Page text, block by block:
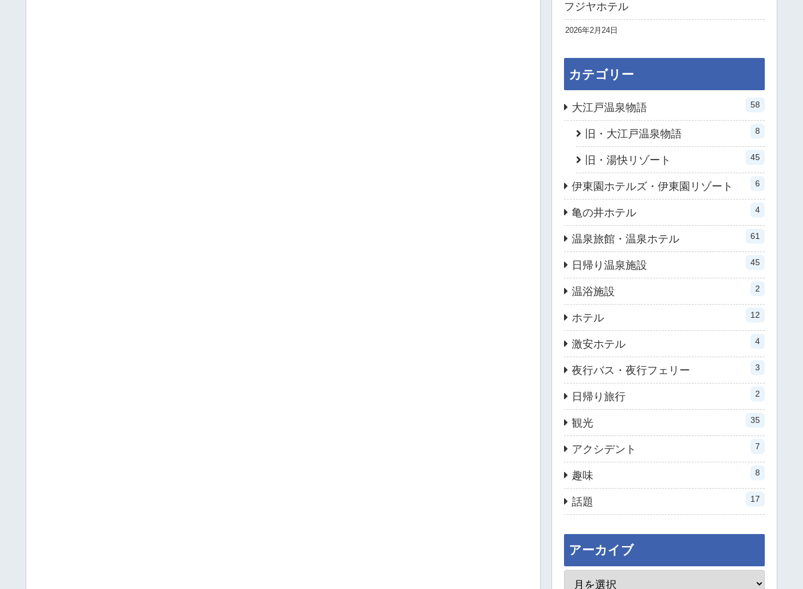
フジヤホテル
2026年2月24日
カテゴリー
大江戸温泉物語 58
旧・大江戸温泉物語 8
旧・湯快リゾート 45
伊東園ホテルズ・伊東園リゾート 6
亀の井ホテル 4
温泉旅館・温泉ホテル 61
日帰り温泉施設 45
温浴施設 2
ホテル 12
激安ホテル 4
夜行バス・夜行フェリー 3
日帰り旅行 2
観光 35
アクシデント 7
趣味 8
話題 17
アーカイブ